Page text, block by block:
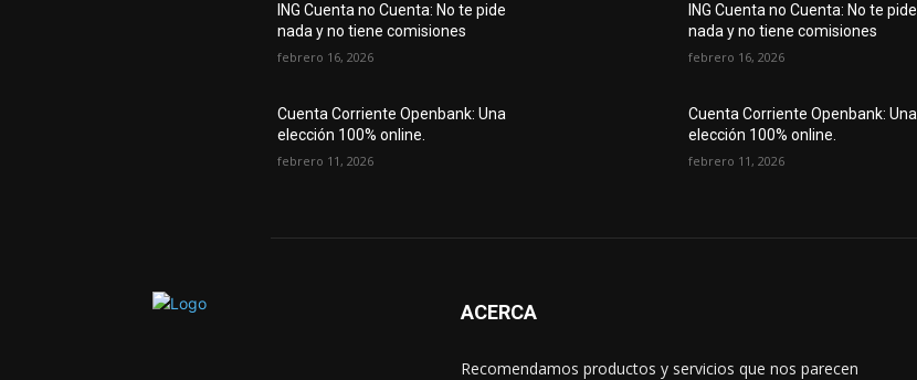
ING Cuenta no Cuenta: No te pide
nada y no tiene comisiones
febrero 16, 2026
Cuenta Corriente Openbank: Una
elección 100% online.
febrero 11, 2026
ING Cuenta no Cuenta: No te pide
nada y no tiene comisiones
febrero 16, 2026
Cuenta Corriente Openbank: Una
elección 100% online.
febrero 11, 2026
ACERCA
Recomendamos productos y servicios que nos parecen